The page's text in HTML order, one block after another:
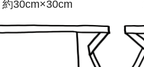
約30cm×30cm